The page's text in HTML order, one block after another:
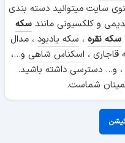
سایت میتوانید دسته بندی
و کلکسیونی مانند سکه
سکه نقره ، سکه یادبود ، مدال
قاجاری ، اسکناس شاهی و...،
دسترسی داشته باشید.
شماست.